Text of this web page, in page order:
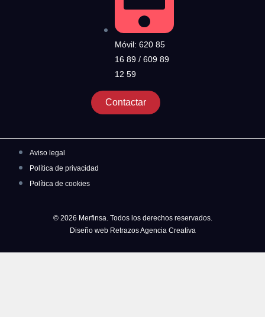
Móvil: 620 85
16 89 / 609 89
12 59
Contactar
Aviso legal
Política de privacidad
Política de cookies
© 2026 Merfinsa. Todos los derechos reservados.
Diseño web Retrazos Agencia Creativa